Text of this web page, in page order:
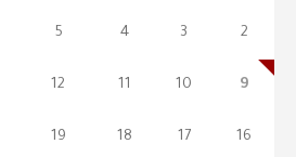
2
3
4
5
9
10
11
12
16
17
18
19